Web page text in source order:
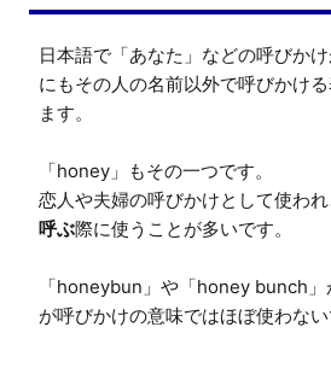
日本語で「あなた」などの呼びか
にもその人の名前以外で呼びかけ
ます。
「honey」もその一つです。
恋人や夫婦の呼びかけとして使わ
呼ぶ際に使うことが多いです。
「honeybun」や「honey bunch
が呼びかけの意味ではほぼ使わない